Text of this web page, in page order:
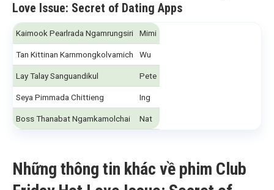
Love Issue: Secret of Dating Apps
Kaimook Pearlrada Ngamrungsiri Mimi
Tan Kittinan Karnmongkolvamich Wu
Lay Talay Sanguandikul Pete
Seya Pimmada Chittieng Ing
Boss Thanabat Ngamkamolchai Nat
Những thông tin khác về phim Club